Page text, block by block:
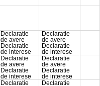
Declaratie
de avere
Declaratie
de interese
Declaratie
de avere
Declaratie
de interese
Declaratie
de avere
Declaratie
de interese
Declaratie
de avere
Declaratie
de interese
Declaratie
Declaratie